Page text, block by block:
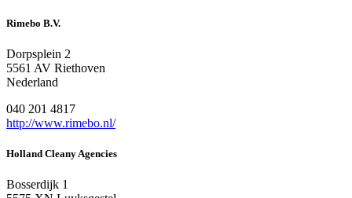
Rimebo B.V.
Dorpsplein 2
5561 AV Riethoven
Nederland
040 201 4817
http://www.rimebo.nl/
Holland Cleany Agencies
Bosserdijk 1